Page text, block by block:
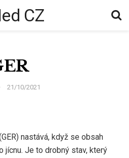
CZ
21/10/2021
nastává, když se obsah
jícnu. Je to drobný stav, který